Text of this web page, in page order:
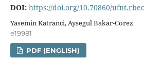
DOI: https://doi.org/10.70860/
Yasemin Katranci, Aysegul Bakar-Corez
e19981
PDF (ENGLISH)